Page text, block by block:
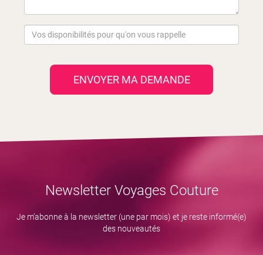
ENVOYER MA DEMANDE
Newsletter Voyages Couture
Je m’abonne à la newsletter (une par mois) et je reste informé(e)
des nouveautés